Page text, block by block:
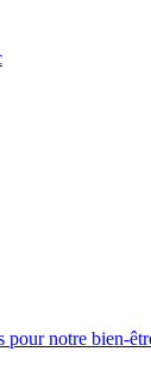
notre bien-